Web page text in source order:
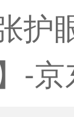
护
-京